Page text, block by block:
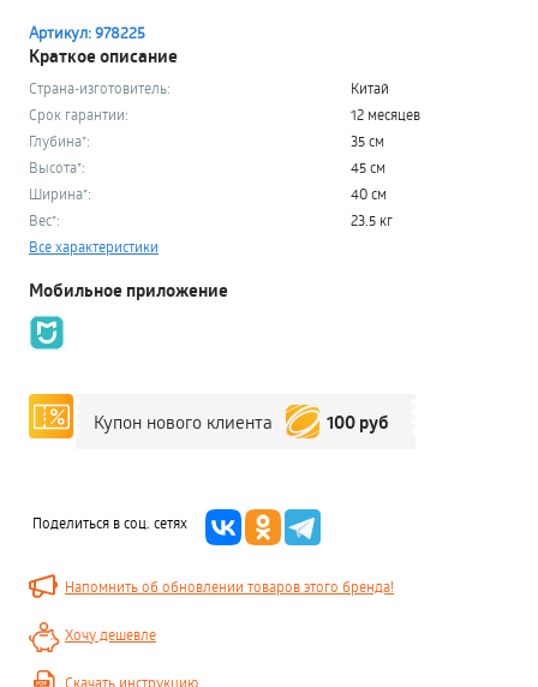
Артикул: 978225
Краткое описание
Страна-изготовитель:
Китай
Срок гарантии:
12 месяцев
Глубина*:
35 см
Высота*:
45 см
Ширина*:
40 см
Вес*:
23.5 кг
Все характеристики
Мобильное приложение
Купон нового клиента 100 руб
Поделиться в соц. сетях
Напомнить об обновлении товаров этого бренда!
Хочу дешевле
Скачать инструкцию